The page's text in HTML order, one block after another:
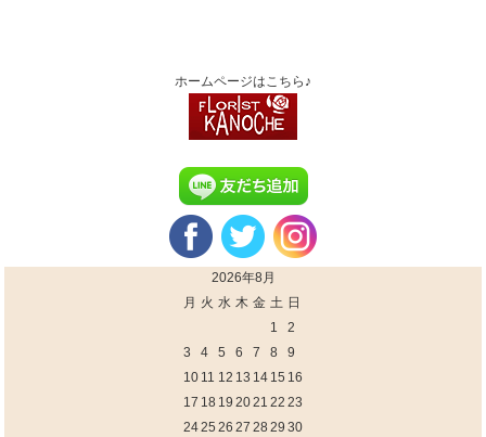
ホームページはこちら♪
2026年8月
月 火 水 木 金 土 日
1
2
3
4 5 6 7 8
9
10 11 12 13 14 15 16
17 18 19 2021 22 23
2425 26 27 28 29 30